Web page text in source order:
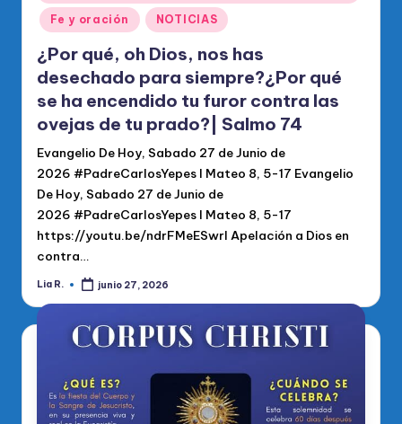
en
Fe y oración NOTICIAS
¿Por qué, oh Dios, nos has
desechado para siempre?¿Por qué
se ha encendido tu furor contra las
ovejas de tu prado?| Salmo 74
Evangelio De Hoy, Sabado 27 de Junio de
2026 #PadreCarlosYepes l Mateo 8, 5-17 Evangelio
De Hoy, Sabado 27 de Junio de
2026 #PadreCarlosYepes l Mateo 8, 5-17
https://youtu.be/ndrFMeESwrI Apelación a Dios en
contra…
Publicado
Lia R. junio 27, 2026